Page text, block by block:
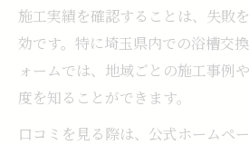
施工実績を確認することは、失敗
効です。特に埼玉県内での浴槽交
ォームでは、地域ごとの施工事例
度を知ることができます。
口コミを見る際は、公式ホームペ